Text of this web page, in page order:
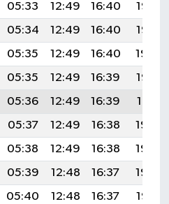
05:33 12:49 16:40
19:56
05:34 12:49 16:40
19:55
05:35 12:49 16:40
19:54
05:35 12:49 16:39
19:53
05:36 12:49 16:39
19:51
05:37 12:49 16:38
19:50
05:38 12:49 16:38
19:49
05:39 12:48 16:37
19:48
05:40 12:48 16:37
19:47